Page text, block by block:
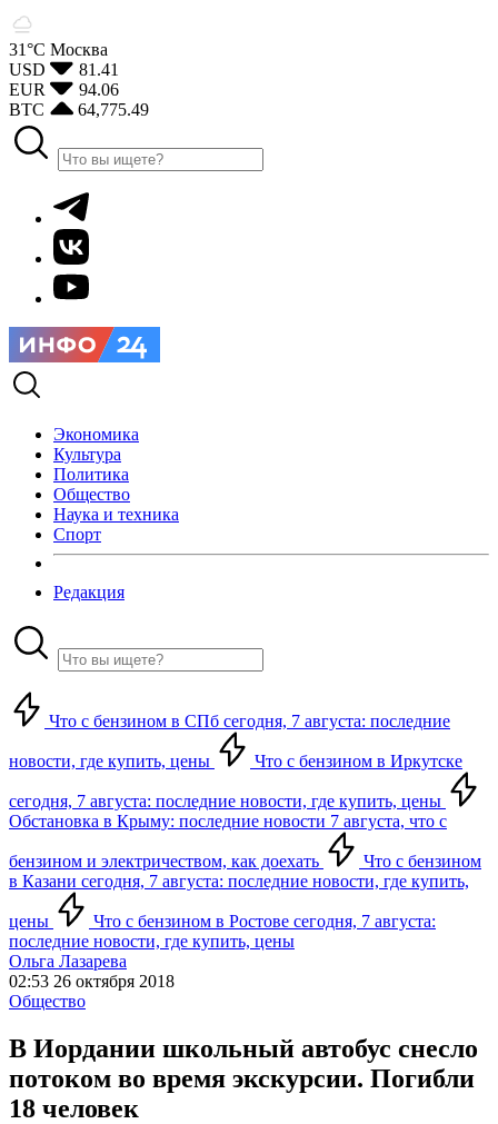
31°С Москва
USD
81.41
EUR
94.06
BTC
64,775.49
Экономика
Культура
Политика
Общество
Наука и техника
Спорт
Редакция
Что с бензином в СПб сегодня, 7 августа: последние
новости, где купить, цены Что с бензином в Иркутске
сегодня, 7 августа: последние новости, где купить, цены
Обстановка в Крыму: последние новости 7 августа, что с
бензином и электричеством, как доехать
Что с бензином
в Казани сегодня, 7 августа: последние новости, где купить,
цены
Что с бензином в Ростове сегодня, 7 августа:
последние новости, где купить, цены
Ольга Лазарева
02:53 26 октября 2018
Общество
В Иордании школьный автобус снесло
потоком во время экскурсии. Погибли
18 человек